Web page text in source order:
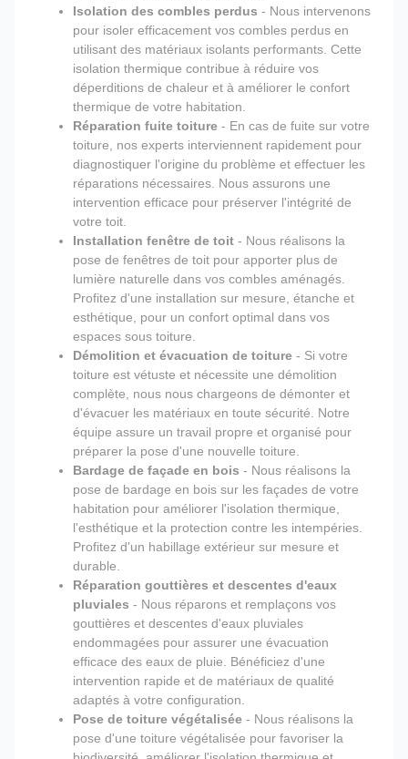
Isolation des combles perdus - Nous intervenons
pour isoler efficacement vos combles perdus en
utilisant des matériaux isolants performants. Cette
isolation thermique contribue à réduire vos
déperditions de chaleur et à améliorer le confort
thermique de votre habitation.
Réparation fuite toiture - En cas de fuite sur votre
toiture, nos experts interviennent rapidement pour
diagnostiquer l'origine du problème et effectuer les
réparations nécessaires. Nous assurons une
intervention efficace pour préserver l'intégrité de
votre toit.
Installation fenêtre de toit - Nous réalisons la
pose de fenêtres de toit pour apporter plus de
lumière naturelle dans vos combles aménagés.
Profitez d'une installation sur mesure, étanche et
esthétique, pour un confort optimal dans vos
espaces sous toiture.
Démolition et évacuation de toiture - Si votre
toiture est vétuste et nécessite une démolition
complète, nous nous chargeons de démonter et
d'évacuer les matériaux en toute sécurité. Notre
équipe assure un travail propre et organisé pour
préparer la pose d'une nouvelle toiture.
Bardage de façade en bois - Nous réalisons la
pose de bardage en bois sur les façades de votre
habitation pour améliorer l'isolation thermique,
l'esthétique et la protection contre les intempéries.
Profitez d'un habillage extérieur sur mesure et
durable.
Réparation gouttières et descentes d'eaux
pluviales - Nous réparons et remplaçons vos
gouttières et descentes d'eaux pluviales
endommagées pour assurer une évacuation
efficace des eaux de pluie. Bénéficiez d'une
intervention rapide et de matériaux de qualité
adaptés à votre configuration.
Pose de toiture végétalisée - Nous réalisons la
pose d'une toiture végétalisée pour favoriser la